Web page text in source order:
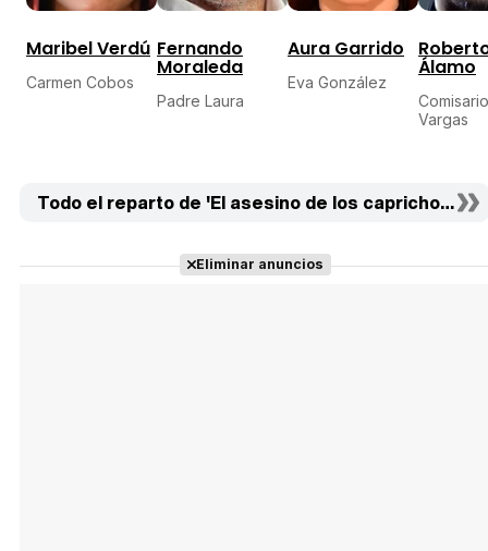
Maribel Verdú
Carmen Cobos
Fernando
Moraleda
Padre Laura
Aura Garrido
Eva González
Álamo
Vargas
Todo el reparto de 'El asesino de los caprichos' (18)
Eliminar anuncios